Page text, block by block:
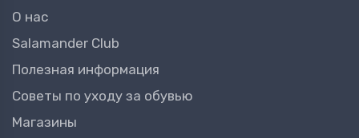
О нас
Salamander Club
Полезная информация
Советы по уходу за обувью
Магазины